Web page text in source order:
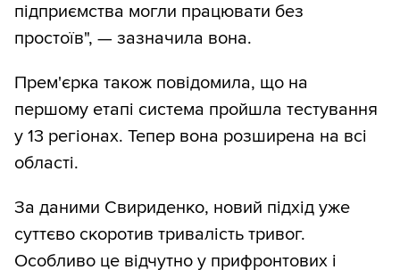
підприємства могли працювати без
простоїв", — зазначила вона.
Прем'єрка також повідомила, що на
першому етапі система пройшла тестування
у 13 регіонах. Тепер вона розширена на всі
області.
За даними Свириденко, новий підхід уже
суттєво скоротив тривалість тривог.
Особливо це відчутно у прифронтових і